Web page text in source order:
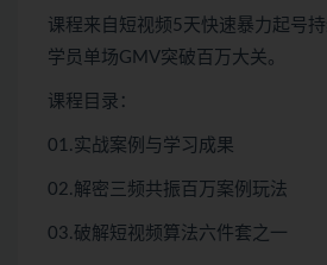
课程来自短视频5天快速暴力起号
学员单场GMV突破百万大关。
课程目录：
01.实战案例与学习成果
02.解密三频共振百万案例玩法
03.破解短视频算法六件套之一